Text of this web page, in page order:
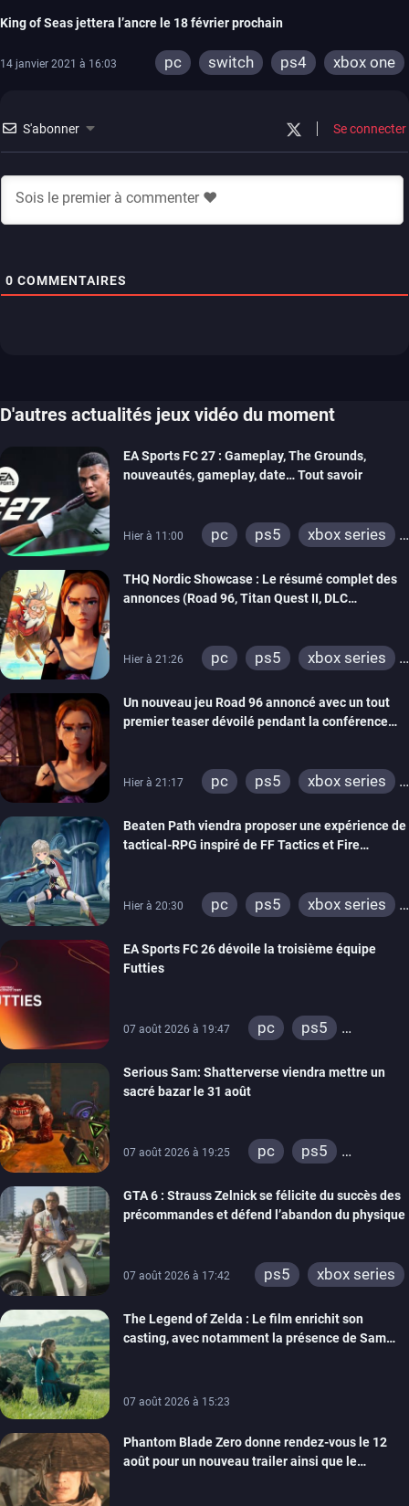
King of Seas jettera l’ancre le 18 février prochain
14 janvier 2021 à 16:03 pc switch ps4 xbox one
S'abonner Se connecter
0 COMMENTAIRES
D'autres actualités jeux vidéo du moment
EA Sports FC 27 : Gameplay, The Grounds,
nouveautés, gameplay, date… Tout savoir
Hier à 11:00 pc ps5
xbox series
THQ Nordic Showcase : Le résumé complet des
annonces (Road 96, Titan Quest II, DLC
Hier à 21:26 pc ps5
xbox series
xbox one
switch 2
Un nouveau jeu Road 96 annoncé avec un tout
premier teaser dévoilé pendant la conférence
Hier à 21:17 pc ps5
xbox series
xbox one
Beaten Path viendra proposer une expérience de
tactical-RPG inspiré de FF Tactics et Fire
Hier à 20:30 pc ps5
xbox series
EA Sports FC 26 dévoile la troisième équipe
Futties
07 août 2026 à 19:47 pc
ps5
switch
ps4
Serious Sam: Shatterverse viendra mettre un
sacré bazar le 31 août
07 août 2026 à 19:25 pc
ps5
GTA 6 : Strauss Zelnick se félicite du succès des
précommandes et défend l’abandon du physique
07 août 2026 à 17:42 ps5 xbox series
The Legend of Zelda : Le film enrichit son
casting, avec notamment la présence de Sam
07 août 2026 à 15:23
Phantom Blade Zero donne rendez-vous le 12
août pour un nouveau trailer ainsi que le